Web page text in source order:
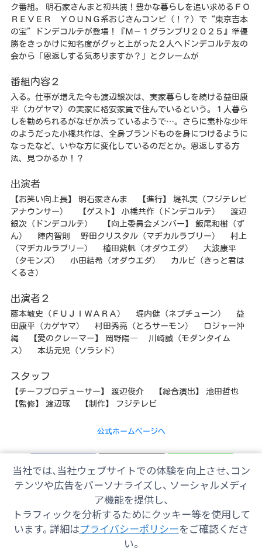
当社では、当社ウェブサイトでの体験を向上させ、コン
テンツや広告をパーソナライズし、 ソーシャルメディ
ア機能を提供し、
トラフィックを分析するためにクッキー等を使用して
います。 詳細はプライバシーポリシーをご確認くださ
い。
ク番組。 明石家さんまと初共演！豊かな暮らしを追い求めるＦＯ
ＲＥＶＥＲ ＹＯＵＮＧ系おじさんコンビ（！？）で“東京吉本
の宝”ドンデコルテが登場！『Ｍ－１グランプリ２０２５』準優
勝をきっかけに知名度がグッと上がった２人へドンデコルテ友の
会から「恩返しする気ありますか？」とクレームが
番組内容２
入る。仕事が増えた今も渡辺銀次は、実家暮らしを続ける益田康
平（カゲヤマ）の実家に格安家賃で住んでいるという。１人暮ら
しを勧められるがなぜか渋っているようで…。さらに素朴な少年
のようだった小橋共作は、全身ブランドものを身につけるように
なったなど、いやな方に変化しているのだとか。恩返しする方
法、見つかるか！？
出演者
【お笑い向上長】 明石家さんま 【進行】 堤礼実（フジテレビ
アナウンサー） 【ゲスト】 小橋共作（ドンデコルテ） 渡辺
銀次（ドンデコルテ） 【向上委員会メンバー】 飯尾和樹（ず
ん） 陣内智則 野田クリスタル（マヂカルラブリー） 村上
（マヂカルラブリー） 植田紫帆（オダウエダ） 大波康平
（タモンズ） 小田結希（オダウエダ） カルビ（きっと君は
くるさ）
出演者２
藤本敏史（ＦＵＪＩＷＡＲＡ） 堀内健（ネプチューン） 益
田康平（カゲヤマ） 村田秀亮（とろサーモン） ロジャー沖
縄 【愛のクレーマー】 岡野陽一 川崎誠（モダンタイム
ス） 本坊元児（ソラシド）
スタッフ
【チーフプロデューサー】 渡辺俊介 【総合演出】 池田哲也
【監修】 渡辺琢 【制作】 フジテレビ
公式ホームページへ
会社情報 採用情報 ご意見・ご感想
防災情報
番組情報